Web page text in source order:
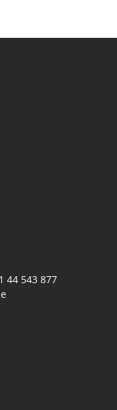
44 543 877